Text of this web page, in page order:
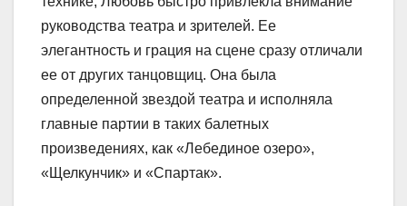
руководства театра и зрителей. Ее
элегантность и грация на сцене сразу отличали
ее от других танцовщиц. Она была
определенной звездой театра и исполняла
главные партии в таких балетных
произведениях, как «Лебединое озеро»,
«Щелкунчик» и «Спартак».